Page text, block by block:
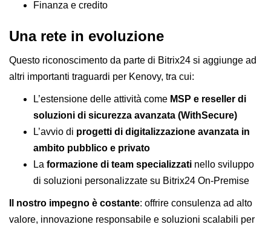
Finanza e credito
Una rete in evoluzione
Questo riconoscimento da parte di Bitrix24 si aggiunge ad
altri importanti traguardi per Kenovy, tra cui:
L’estensione delle attività come MSP e reseller di
soluzioni di sicurezza avanzata (WithSecure)
L’avvio di progetti di digitalizzazione avanzata in
ambito pubblico e privato
La formazione di team specializzati nello sviluppo
di soluzioni personalizzate su Bitrix24 On-Premise
Il nostro impegno è costante: offrire consulenza ad alto
valore, innovazione responsabile e soluzioni scalabili per